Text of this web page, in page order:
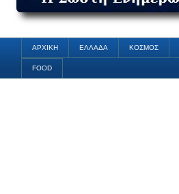
ΑΡΧΙΚΗ ΕΛΛΑΔΑ ΚΟΣΜΟΣ
FOOD